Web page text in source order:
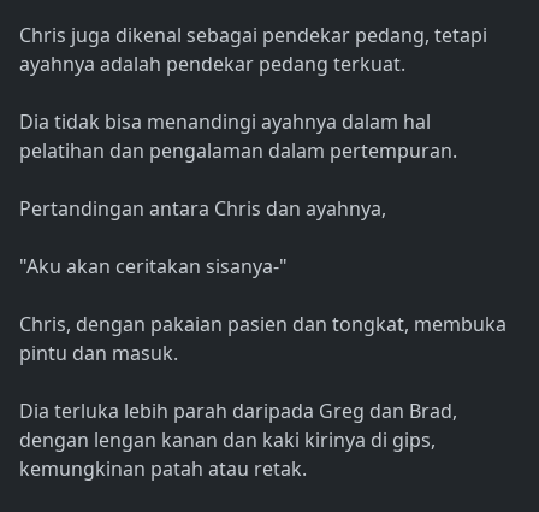
Chris juga dikenal sebagai pendekar pedang, tetapi
ayahnya adalah pendekar pedang terkuat.
Dia tidak bisa menandingi ayahnya dalam hal
pelatihan dan pengalaman dalam pertempuran.
Pertandingan antara Chris dan ayahnya,
"Aku akan ceritakan sisanya-"
Chris, dengan pakaian pasien dan tongkat, membuka
pintu dan masuk.
Dia terluka lebih parah daripada Greg dan Brad,
dengan lengan kanan dan kaki kirinya di gips,
kemungkinan patah atau retak.